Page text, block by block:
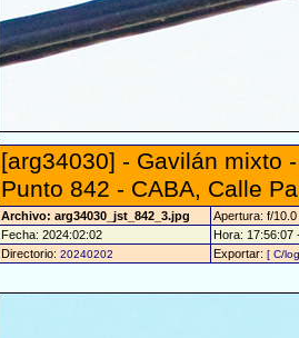
[arg34030] - Gavilán mixto
Punto 842 - CABA, Calle
Archivo: arg34030_jst_842_3.jpg
Apertura: f/10.0
Fecha: 2024:02:02
Hora: 17:56:07
Directorio: 20240202 Exportar: [ C/